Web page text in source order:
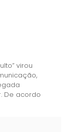
virou
De acordo